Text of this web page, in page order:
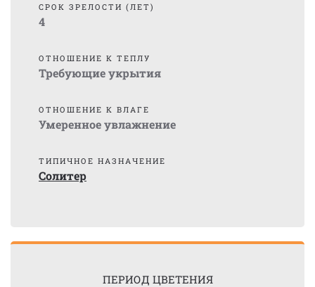
СРОК ЗРЕЛОСТИ (ЛЕТ)
4
ОТНОШЕНИЕ К ТЕПЛУ
Требующие укрытия
ОТНОШЕНИЕ К ВЛАГЕ
Умеренное увлажнение
ТИПИЧНОЕ НАЗНАЧЕНИЕ
Солитер
ПЕРИОД ЦВЕТЕНИЯ